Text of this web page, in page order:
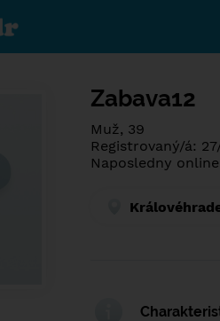
Zabava12
Muž, 39
Registrovaný/á:
Naposledny